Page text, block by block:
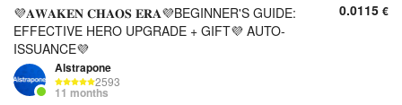
💜𝐀𝐖𝐀𝐊𝐄𝐍 𝐂𝐇𝐀𝐎𝐒 𝐄𝐑𝐀💜BEGINNER'S GUIDE:
EFFECTIVE HERO UPGRADE + GIFT💜 AUTO-
ISSUANCE💜
Alstrapone
2593
11 months
0.0115 €